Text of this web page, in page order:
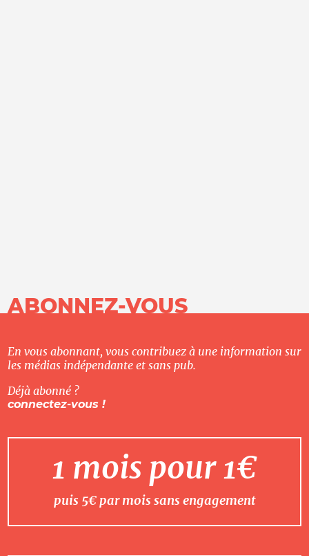
ABONNEZ-VOUS
En vous abonnant, vous contribuez à une information sur
les médias indépendante et sans pub.
Déjà abonné ?
connectez-vous !
1 mois pour 1€
puis 5€ par mois sans engagement